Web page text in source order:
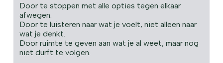
Door te stoppen met alle opties tegen elkaar
afwegen.
Door te luisteren naar wat je voelt, niet alleen naar
wat je denkt.
Door ruimte te geven aan wat je al weet, maar nog
niet durft te volgen.